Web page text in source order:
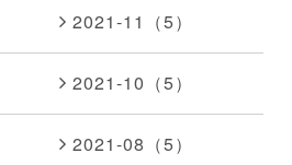
2021-11（5）
2021-10（5）
2021-08（5）